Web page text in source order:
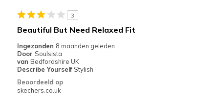
Breedte
Lijkt goed van breedte
Maat
Lijkt goed van maat
View On Shoes
3
Beautiful But Need Relaxed Fit
Ingezonden 8 maanden geleden
Door Soulsista
van Bedfordshire UK
Describe Yourself Stylish
Beoordeeld op
skechers.co.uk